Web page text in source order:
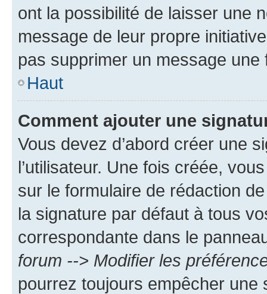
ont la possibilité de laisser une
message de leur propre
pas supprimer un message une
Haut
Comment ajouter une
Vous devez d’abord créer une
l’utilisateur. Une fois créée,
sur le formulaire de rédaction
la signature par défaut à tous
correspondante dans le
forum --> Modifier les
pourrez toujours empêcher une